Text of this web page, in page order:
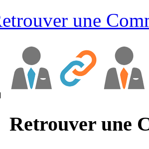
une
Retrouver une